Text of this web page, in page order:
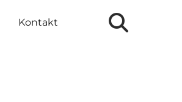
Kontakt